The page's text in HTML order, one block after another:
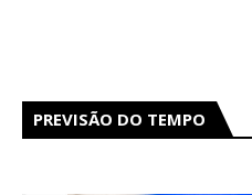
PREVISÃO DO TEMPO